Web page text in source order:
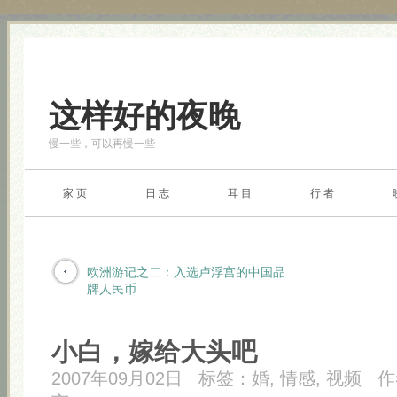
这样好的夜晚
慢一些，可以再慢一些
家 页 日 志 耳 目 行 者
欧洲游记之二：入选卢浮宫的中国品
牌人民币
小白，嫁给大头吧
2007年09月02日 标签： 婚,情感, 视频